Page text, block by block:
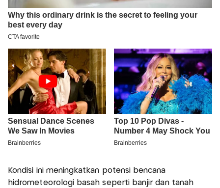
Kondisi ini meningkatkan potensi bencana
hidrometeorologi basah seperti banjir dan tanah